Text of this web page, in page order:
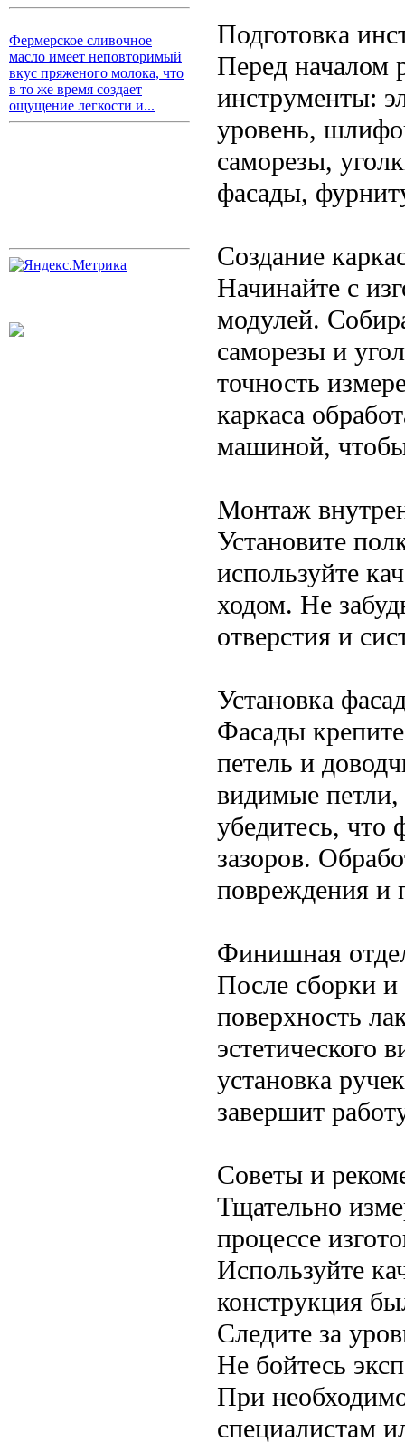
Фермерское сливочное
масло имеет неповторимый
вкус пряженого молока, что
в то же время создает
ощущение легкости и...
Подготовка
Перед началом
инструменты:
уровень,
саморезы,
фасады,
Создание
Начинайте с
модулей.
саморезы и
точность
каркаса
машиной, чтобы
Монтаж
Установите
используйте
ходом. Не
отверстия и
Установка
Фасады
петель и
видимые
убедитесь, что
зазоров.
повреждения и
Финишная
После сборки
поверхность
эстетического
установка
завершит
Советы и
Тщательно
процессе
Используйте
конструкция
Следите за
Не бойтесь
При
специалистам